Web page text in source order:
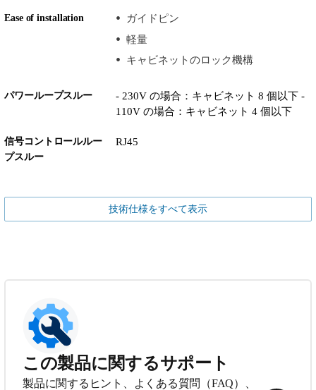
Ease of installation
ガイドピン
軽量
キャビネットのロック機構
パワーループスルー
- 230V の場合：キャビネット 8 個以下 -
110V の場合：キャビネット 4 個以下
信号コントロールルー
プスルー
RJ45
技術仕様をすべて表示
この製品に関するサポート
製品に関するヒント、よくある質問（FAQ）、